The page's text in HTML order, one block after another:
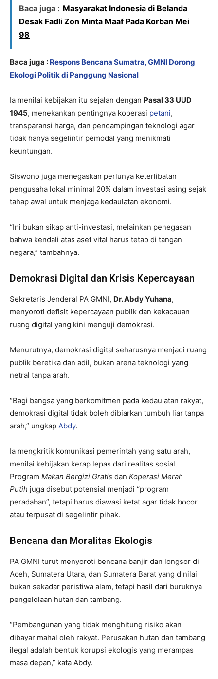
Baca juga : Masyarakat Indonesia di Belanda
Desak Fadli Zon Minta Maaf Pada Korban Mei
98
Baca juga : Respons Bencana Sumatra, GMNI Dorong
Ekologi Politik di Panggung Nasional
Ia menilai kebijakan itu sejalan dengan Pasal 33 UUD
1945, menekankan pentingnya koperasi petani,
transparansi harga, dan pendampingan teknologi agar
tidak hanya segelintir pemodal yang menikmati
keuntungan.
Siswono juga menegaskan perlunya keterlibatan
pengusaha lokal minimal 20% dalam investasi asing sejak
tahap awal untuk menjaga kedaulatan ekonomi.
“Ini bukan sikap anti-investasi, melainkan penegasan
bahwa kendali atas aset vital harus tetap di tangan
negara,” tambahnya.
Demokrasi Digital dan Krisis Kepercayaan
Sekretaris Jenderal PA GMNI, Dr. Abdy Yuhana,
menyoroti defisit kepercayaan publik dan kekacauan
ruang digital yang kini menguji demokrasi.
Menurutnya, demokrasi digital seharusnya menjadi ruang
publik beretika dan adil, bukan arena teknologi yang
netral tanpa arah.
“Bagi bangsa yang berkomitmen pada kedaulatan rakyat,
demokrasi digital tidak boleh dibiarkan tumbuh liar tanpa
arah,” ungkap Abdy.
Ia mengkritik komunikasi pemerintah yang satu arah,
menilai kebijakan kerap lepas dari realitas sosial.
Program Makan Bergizi Gratis dan Koperasi Merah
Putih juga disebut potensial menjadi “program
peradaban”, tetapi harus diawasi ketat agar tidak bocor
atau terpusat di segelintir pihak.
Bencana dan Moralitas Ekologis
PA GMNI turut menyoroti bencana banjir dan longsor di
Aceh, Sumatera Utara, dan Sumatera Barat yang dinilai
bukan sekadar peristiwa alam, tetapi hasil dari buruknya
pengelolaan hutan dan tambang.
“Pembangunan yang tidak menghitung risiko akan
dibayar mahal oleh rakyat. Perusakan hutan dan tambang
ilegal adalah bentuk korupsi ekologis yang merampas
masa depan,” kata Abdy.